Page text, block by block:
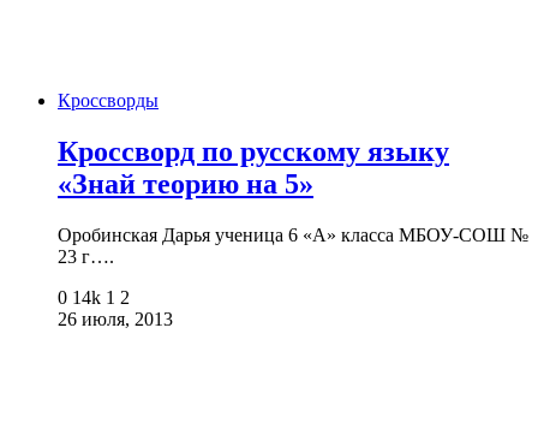
Кроссворды
Кроссворд по русскому языку
«Знай теорию на 5»
Оробинская Дарья ученица 6 «А» класса МБОУ-СОШ №
23 г….
0 14k 1 2
26 июля, 2013